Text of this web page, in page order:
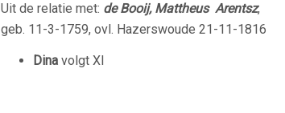
Uit de relatie met: de Booij, Mattheus Arentsz,
geb. 11-3-1759, ovl. Hazerswoude 21-11-1816
Dina volgt XI